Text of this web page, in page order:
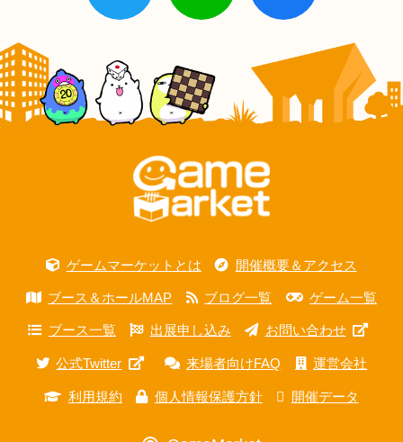
ゲームマーケットとは 開催概要＆アクセス
ブース＆ホールMAP ブログ一覧 ゲーム一覧
ブース一覧 出展申し込み お問い合わせ
公式Twitter 来場者向けFAQ 運営会社
利用規約 個人情報保護方針 開催データ